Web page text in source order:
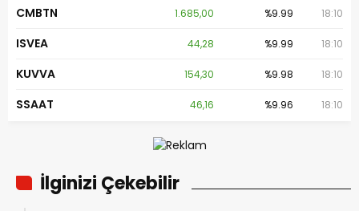
CMBTN 1.685,00 %9.99 18:10
ISVEA 44,28 %9.99 18:10
KUVVA 154,30 %9.98 18:10
SSAAT 46,16 %9.96 18:10
İlginizi Çekebilir